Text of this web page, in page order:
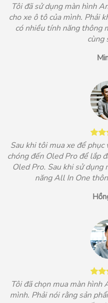
Tôi đã sử dụng màn hình
cho xe ô tô của mình. Phải
có nhiều tính năng thông
cùng
Sau khi tôi mua xe để phục
chóng đến Oled Pro để lắp
Oled Pro. Sau khi sử
năng All In One
Tôi đã chọn mua màn hình
mình. Phải nói rằng sản